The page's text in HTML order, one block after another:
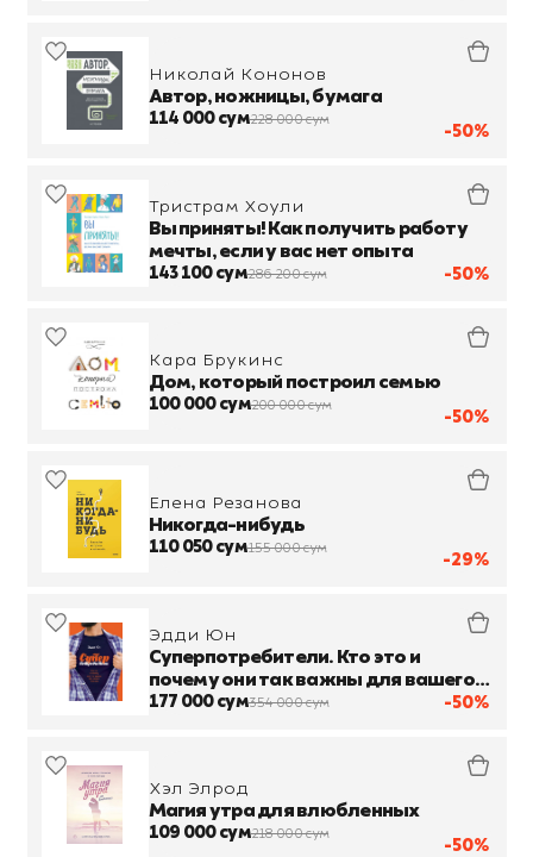
-50%
Николай Кононов
Автор, ножницы, бумага
114 000 сум228 000 сум
-50%
Тристрам Хоули
Вы приняты! Как получить работу
мечты, если у вас нет опыта
143 100 сум286 200 сум
-50%
Кара Брукинс
Дом, который построил семью
100 000 сум200 000 сум
-29%
Елена Резанова
Никогда-нибудь
110 050 сум155 000 сум
-50%
Эдди Юн
Суперпотребители. Кто это и
почему они так важны для вашего
бизнеса
177 000 сум354 000 сум
-50%
Хэл Элрод
Магия утра для влюбленных
109 000 сум218 000 сум